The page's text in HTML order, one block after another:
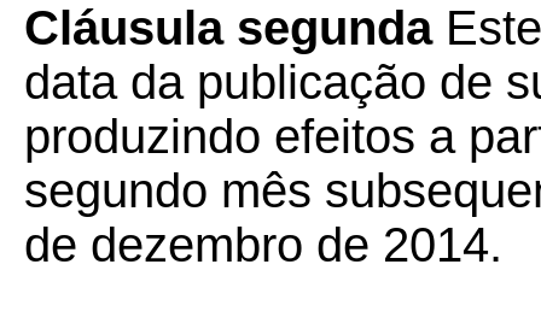
Cláusula segunda
data da publicação de
produzindo efeitos a
segundo mês
de dezembro de 2014.